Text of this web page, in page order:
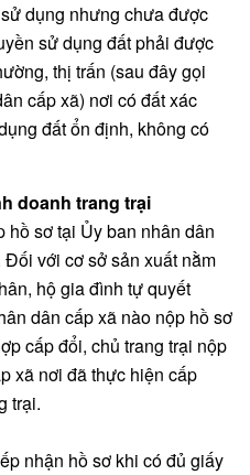
dụng nhưng chưa được
sử dụng đất phải được
thị trấn (sau đây gọi
cấp xã) nơi có đất xác
đất ổn định, không có
doanh trang trại
hồ sơ tại Ủy ban nhân dân
với cơ sở sản xuất nằm
hộ gia đình tự quyết
dân cấp xã nào nộp hồ sơ
cấp đổi, chủ trang trại nộp
xã nơi đã thực hiện cấp
trại.
nhận hồ sơ khi có đủ giấy